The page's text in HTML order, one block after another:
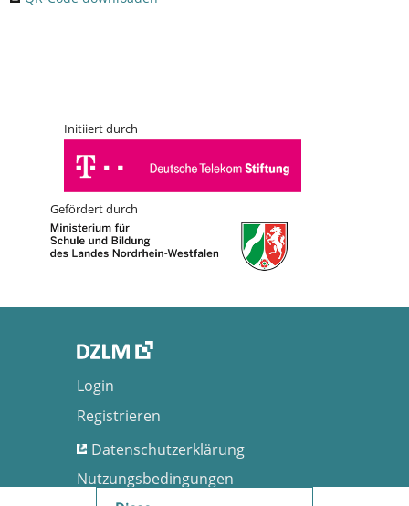
Initiiert durch
Gefördert durch
Login
Registrieren
Datenschutzerklärung
Nutzungsbedingungen